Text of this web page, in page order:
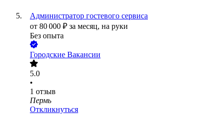
Администратор гостевого сервиса
от 80 000 ₽ за месяц, на руки
Без опыта
Городские Вакансии
5.0
•
1 отзыв
Пермь
Откликнуться